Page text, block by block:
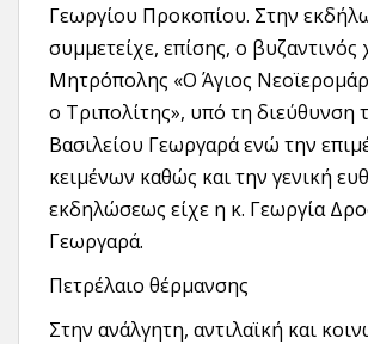
Γεωργίου Προκοπίου. Στην
συμμετείχε, επίσης, ο βυζαντινός
Μητρόπολης «Ο Άγιος
ο Τριπολίτης», υπό τη διεύθυνση
Βασιλείου Γεωργαρά ενώ την
κειμένων καθώς και την γενική
εκδηλώσεως είχε η κ. Γεωργία
Γεωργαρά.
Πετρέλαιο θέρμανσης
Στην ανάλγητη, αντιλαϊκή και